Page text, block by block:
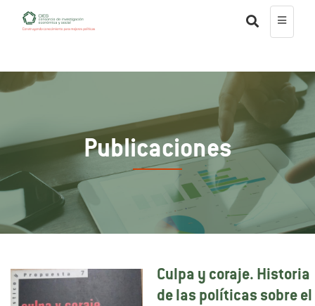
Publicaciones
Culpa y coraje. Historia
de las políticas sobre el